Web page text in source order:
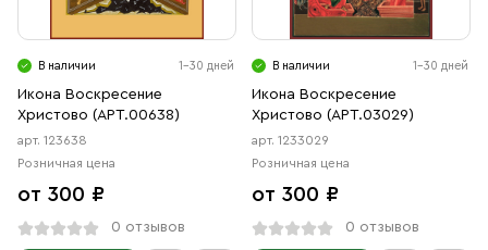
Ювелирные изделия
В наличии 1-30 дней
Икона Воскресение
Христово (АРТ.00638)
арт. 123638
Розничная цена
от 300 ₽
0 отзывов
В наличии 1-30 дней
Икона Воскресение
Христово (АРТ.03029)
арт. 1233029
Розничная цена
от 300 ₽
0 отзывов